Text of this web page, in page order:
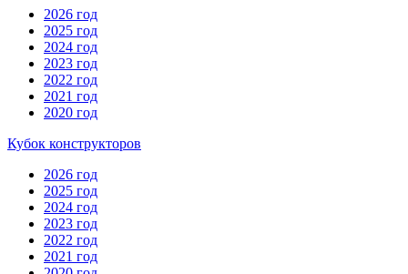
2026 год
2025 год
2024 год
2023 год
2022 год
2021 год
2020 год
Кубок конструкторов
2026 год
2025 год
2024 год
2023 год
2022 год
2021 год